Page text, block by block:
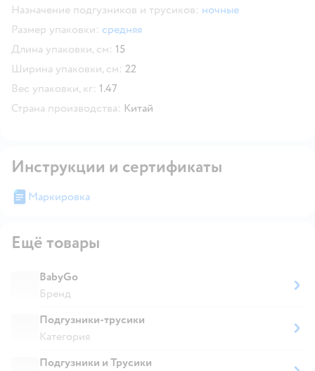
Назначение подгузников и трусиков: ночные
Размер упаковки: средняя
Длина упаковки, см: 15
Ширина упаковки, см: 22
Вес упаковки, кг: 1.47
Страна производства: Китай
Инструкции и сертификаты
Маркировка
Ещё товары
BabyGo
Бренд
Подгузники-трусики
Категория
Подгузники и Трусики